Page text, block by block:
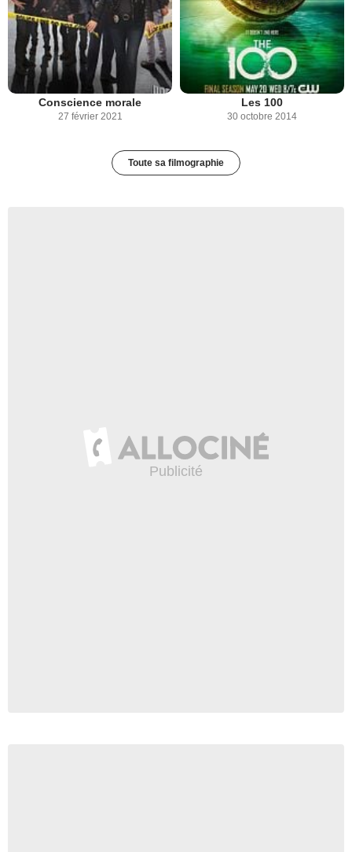
Conscience morale
27 février 2021
Les 100
30 octobre 2014
Toute sa filmographie